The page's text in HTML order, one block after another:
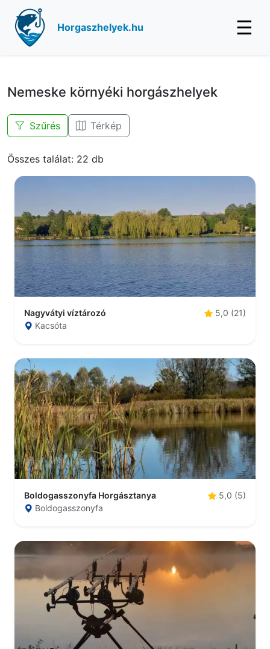
Horgaszhelyek.hu ☰
Nemeske környéki horgászhelyek
Szűrés Térkép
Összes találat: 22 db
Nagyvátyi víztározó
5,0 (21)
Kacsóta
Boldogasszonyfa Horgásztanya
5,0 (5)
Boldogasszonyfa